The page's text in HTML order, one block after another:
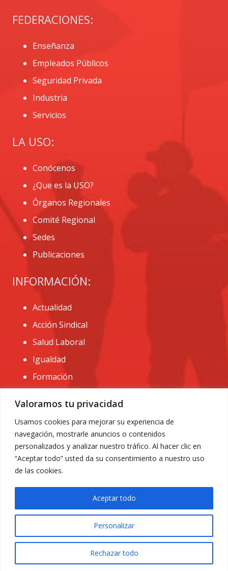
Valoramos tu privacidad
Usamos cookies para mejorar su experiencia de
navegación, mostrarle anuncios o contenidos
personalizados y analizar nuestro tráfico. Al hacer clic en
“Aceptar todo” usted da su consentimiento a nuestro uso
de las cookies.
Personalizar
Rechazar todo
Aceptar todo
FEDERACIONES:
Enseñanza
Empleados Públicos
Seguridad Privada
Industria
Servicios
LA USO:
Conócenos
¿Que es la USO?
Órganos Regionales
Comité Regional
Sedes
Publicaciones
INFORMACIÓN:
Actualidad
Acción Sindical
Salud Laboral
Igualdad
Formación
CONTACTO:
administracion@usomurcia.org
968 25 01 20
C/ Huerto de las bombas nº6. 30009 Murcia
Privacidad|
© 2018 Todos los derechos reservados. Diseño web
ACRILONIA